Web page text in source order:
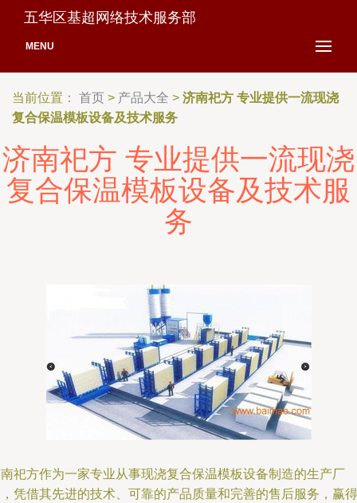
五华区基超网络技术服务部
MENU
当前位置： 首页 > 产品大全 > 济南祀方 专业提供一流现浇
复合保温模板设备及技术服务
济南祀方 专业提供一流现浇
复合保温模板设备及技术服
务
祀方作为一家专业从事现浇复合保温模板设备制造的生产厂
凭借其先进的技术、可靠的产品质量和完善的售后服务，赢得